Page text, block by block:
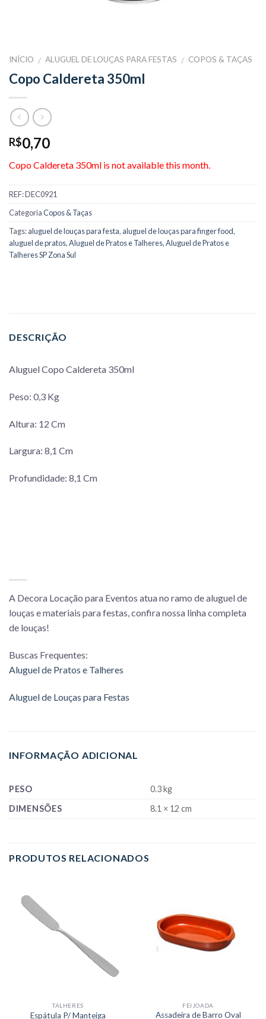
INÍCIO / ALUGUEL DE LOUÇAS PARA FESTAS / COPOS & TAÇAS
Copo Caldereta 350ml
R$0,70
Copo Caldereta 350ml is not available this month.
REF:DEC0921
CategoriaCopos & Taças
Tags:aluguel de louças para festa, aluguel de louças para finger food,
aluguel de pratos,Aluguel de Pratos e Talheres,Aluguel de Pratos e
Talheres SP Zona Sul
DESCRIÇÃO
Aluguel Copo Caldereta 350ml
Peso: 0,3 Kg
Altura: 12 Cm
Largura: 8,1 Cm
Profundidade: 8,1 Cm
A Decora Locação para Eventos atua no ramo de aluguel de
louças e materiais para festas, confira nossa linha completa
de louças!
Buscas Frequentes:
Aluguel de Pratos e Talheres
Aluguel de Louças para Festas
INFORMAÇÃO ADICIONAL
PESO
0.3 kg
DIMENSÕES
8.1 × 12 cm
PRODUTOS RELACIONADOS
TALHERES
Espátula P/ Manteiga
FEIJOADA
Assadeira de Barro Oval